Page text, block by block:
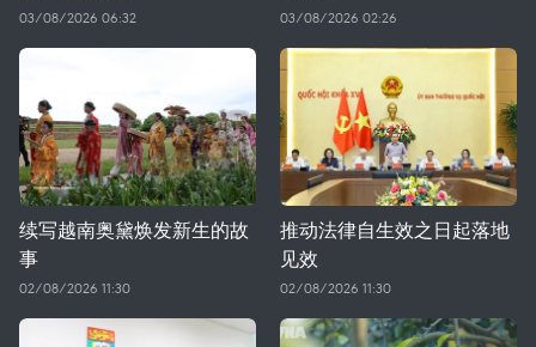
03/08/2026 06:32 03/08/2026 02:26
续写越南奥黛焕发新生的故
事
02/08/2026 11:30
推动法律自生效之日起落地
见效
02/08/2026 11:30